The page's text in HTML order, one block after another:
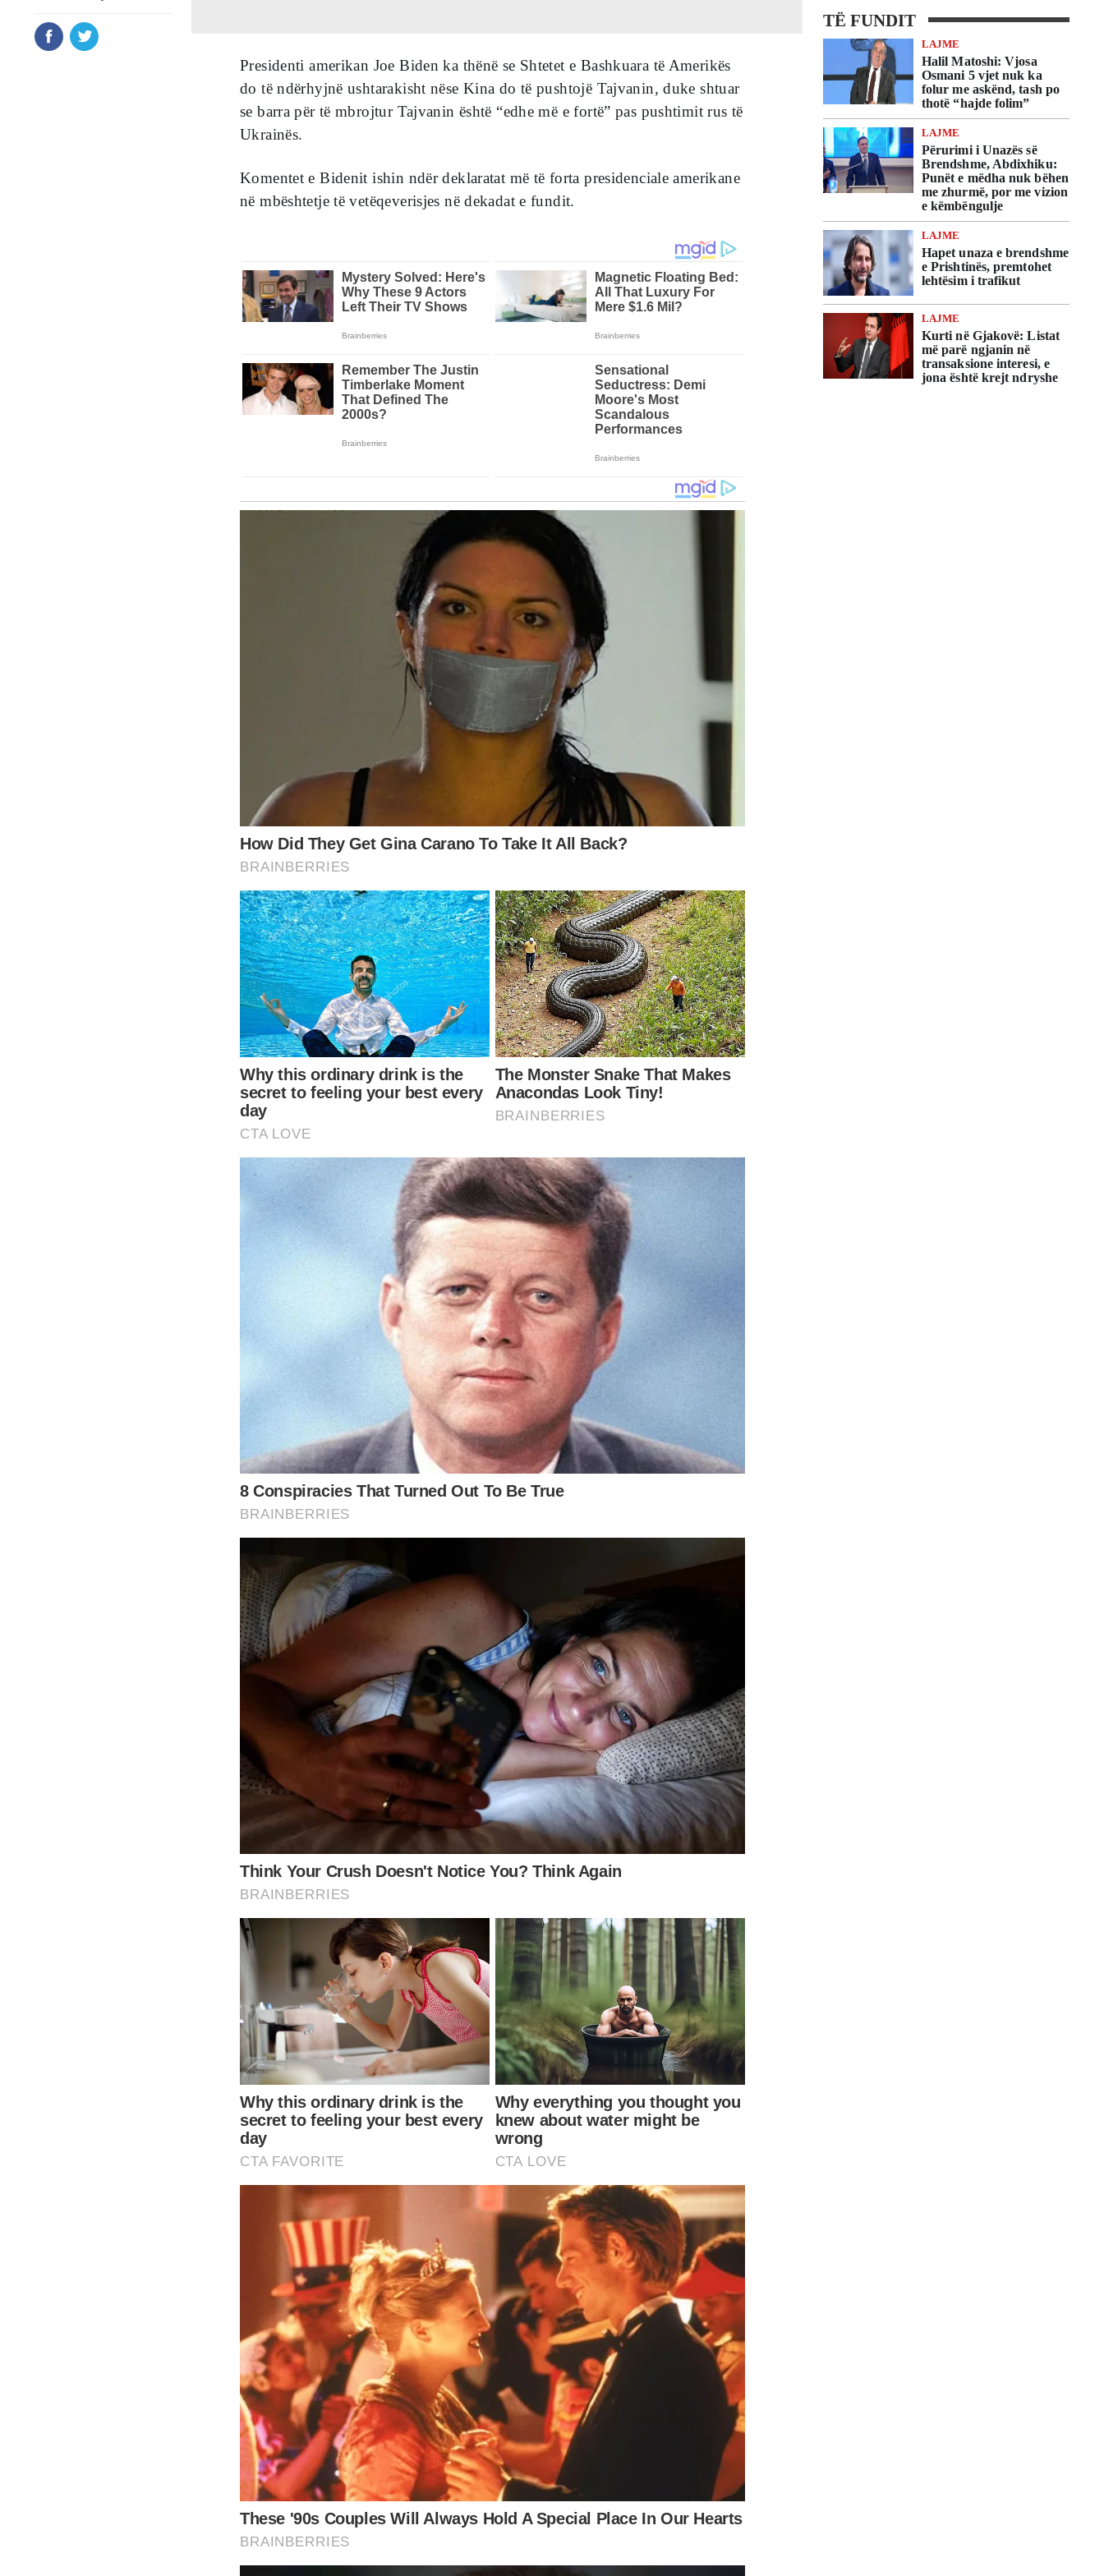
TË FUNDIT
LAJME
Halil Matoshi: Vjosa
Osmani 5 vjet nuk ka
folur me askënd, tash po
thotë “hajde folim”
LAJME
Përurimi i Unazës së
Brendshme, Abdixhiku:
Punët e mëdha nuk bëhen
me zhurmë, por me vizion
e këmbëngulje
LAJME
Hapet unaza e brendshme
e Prishtinës, premtohet
lehtësim i trafikut
LAJME
Kurti në Gjakovë: Listat
më parë ngjanin në
transaksione interesi, e
jona është krejt ndryshe
Presidenti amerikan Joe Biden ka thënë se Shtetet e Bashkuara të Amerikës
do të ndërhyjnë ushtarakisht nëse Kina do të pushtojë Tajvanin, duke shtuar
se barra për të mbrojtur Tajvanin është “edhe më e fortë” pas pushtimit rus të
Ukrainës.
Komentet e Bidenit ishin ndër deklaratat më të forta presidenciale amerikane
në mbështetje të vetëqeverisjes në dekadat e fundit.